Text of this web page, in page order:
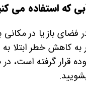
فضای باز یا در
به کاهش خطر ابتلا
قرار گرفته است،